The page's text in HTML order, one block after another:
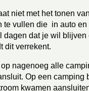
niet met het tonen
te vullen die  in auto
dagen dat je wil
dit verrekent.
nagenoeg alle
Op een camping
kwamen